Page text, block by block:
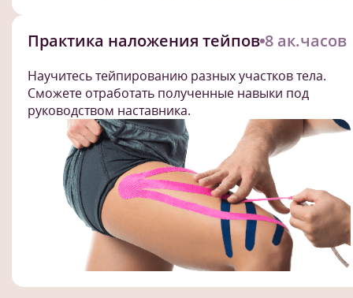
Практика наложения тейпов 8 ак.часов
Научитесь тейпированию разных участков тела.
Сможете отработать полученные навыки под
руководством наставника.